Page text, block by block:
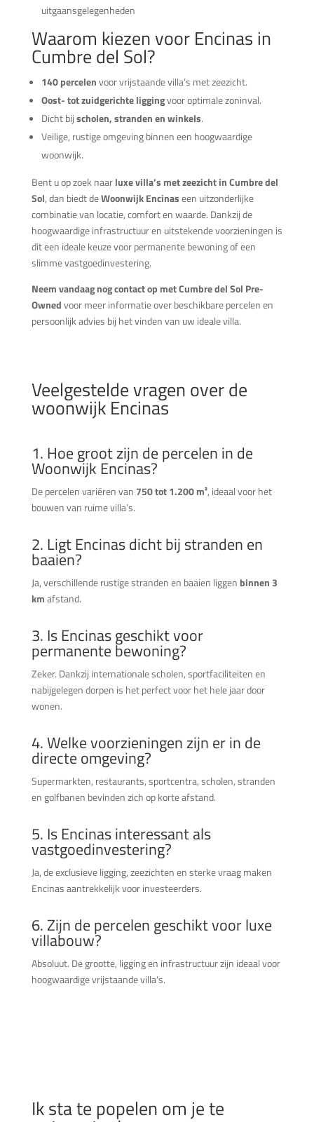
uitgaansgelegenheden
Waarom kiezen voor Encinas in
Cumbre del Sol?
140 percelenvoor vrijstaande villa’s met zeezicht.
Oost- tot zuidgerichte liggingvoor optimale zoninval.
Dicht bijscholen, stranden en winkels.
Veilige, rustige omgeving binnen een hoogwaardige
woonwijk.
Bent u op zoek naarluxe villa’s met zeezicht in Cumbre del
Sol, dan biedt deWoonwijk Encinaseen uitzonderlijke
combinatie van locatie, comfort en waarde. Dankzij de
hoogwaardige infrastructuur en uitstekende voorzieningen is
dit een ideale keuze voor permanente bewoning of een
slimme vastgoedinvestering.
Neem vandaag nog contact op met Cumbre del Sol Pre-
Ownedvoor meer informatie over beschikbare percelen en
persoonlijk advies bij het vinden van uw ideale villa.
Veelgestelde vragen over de
woonwijk Encinas
1. Hoe groot zijn de percelen in de
Woonwijk Encinas?
De percelen variëren van 750 tot 1.200 m², ideaal voor het
bouwen van ruime villa’s.
2. Ligt Encinas dicht bij stranden en
baaien?
Ja, verschillende rustige stranden en baaien liggen binnen 3
kmafstand.
3. Is Encinas geschikt voor
permanente bewoning?
Zeker. Dankzij internationale scholen, sportfaciliteiten en
nabijgelegen dorpen is het perfect voor het hele jaar door
wonen.
4. Welke voorzieningen zijn er in de
directe omgeving?
Supermarkten, restaurants, sportcentra, scholen, stranden
en golfbanen bevinden zich op korte afstand.
5. Is Encinas interessant als
vastgoedinvestering?
Ja, de exclusieve ligging, zeezichten en sterke vraag maken
Encinas aantrekkelijk voor investeerders.
6. Zijn de percelen geschikt voor luxe
villabouw?
Absoluut. De grootte, ligging en infrastructuur zijn ideaal voor
hoogwaardige vrijstaande villa’s.
Ik sta te popelen om je te